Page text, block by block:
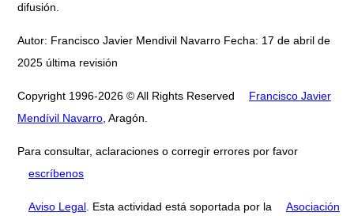
difusión.
Autor: Francisco Javier Mendivil Navarro Fecha: 17 de abril de
2025 última revisión
Copyright 1996-2026 © All Rights Reserved
Francisco Javier
Mendívil Navarro, Aragón.
Para consultar, aclaraciones o corregir errores por favor
escríbenos
Aviso Legal. Esta actividad está soportada por la Asociación